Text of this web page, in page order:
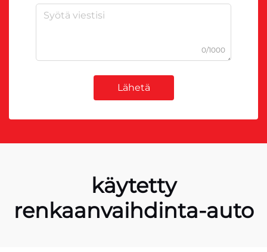
0/1000
Lähetä
käytetty
renkaanvaihdinta-auto